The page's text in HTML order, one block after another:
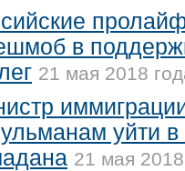
в
21 мая 2018
уйти в
21 мая